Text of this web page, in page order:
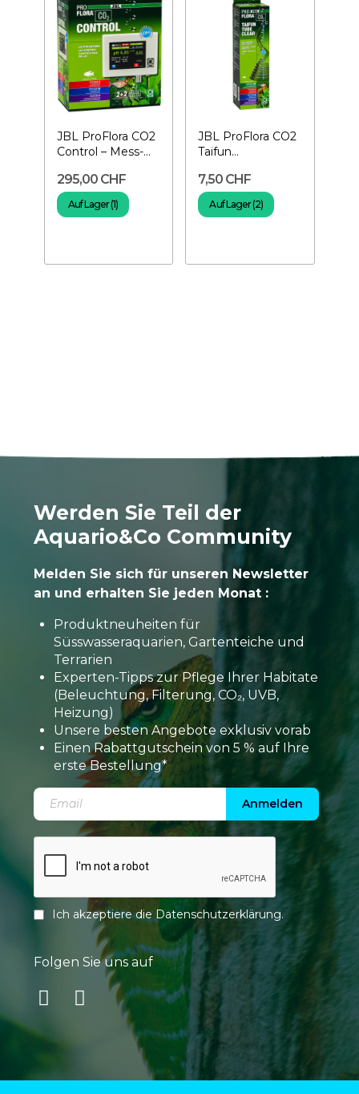
JBL ProFlora CO2
Control – Mess-
Steuercomputer
295,00 CHF
Auf Lager (1)
JBL ProFlora CO2
Taifun
Schlauch –...
7,50 CHF
Auf Lager (2)
Werden Sie Teil der
Aquario&Co Community
Melden Sie sich für unseren Newsletter
an und erhalten Sie jeden Monat :
Produktneuheiten für
Süsswasseraquarien, Gartenteiche und
Terrarien
Experten-Tipps zur Pflege Ihrer Habitate
(Beleuchtung, Filterung, CO₂, UVB,
Heizung)
Unsere besten Angebote exklusiv vorab
Einen Rabattgutschein von 5 % auf Ihre
erste Bestellung*
Anmelden
Ich akzeptiere dieDatenschutzerklärung.
Folgen Sie uns auf